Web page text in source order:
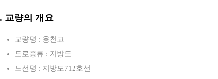
교량의 개요
교량명 : 용천교
도로종류 : 지방도
노선명 : 지방도712호선